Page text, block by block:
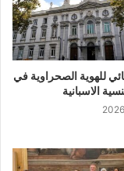
للهوية الصحراوية في
الاسبانية